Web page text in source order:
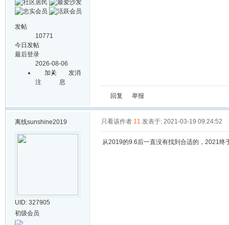
发帖
10771
今日发帖
最后登录
2026-08-06
加关
注
发消
息
回复 举报
离线sunshine2019
UID: 327905
初级会员
只看该作者 11 发表于: 2021-03-19 09:24:52
从2019的9.6后一直没有找到合适的，2021终